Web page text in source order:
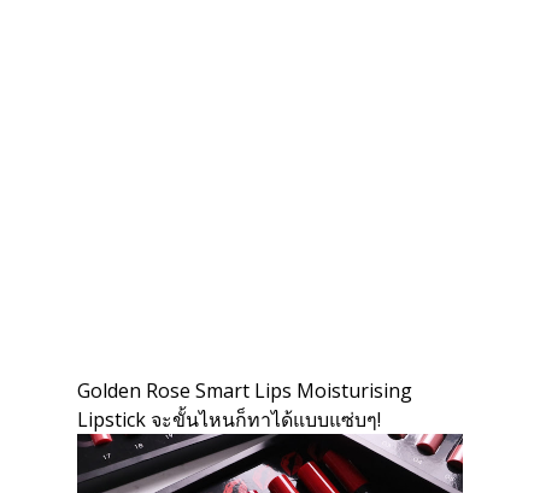
Golden Rose Smart Lips Moisturising
Lipstick จะขั้นไหนก็ทาได้แบบแซ่บๆ!